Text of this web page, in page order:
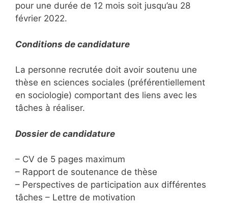
pour une durée de 12 mois soit jusqu’au 28
février 2022.
Conditions de candidature
La personne recrutée doit avoir soutenu une
thèse en sciences sociales (préférentiellement
en sociologie) comportant des liens avec les
tâches à réaliser.
Dossier de candidature
– CV de 5 pages maximum
– Rapport de soutenance de thèse
– Perspectives de participation aux différentes
tâches – Lettre de motivation